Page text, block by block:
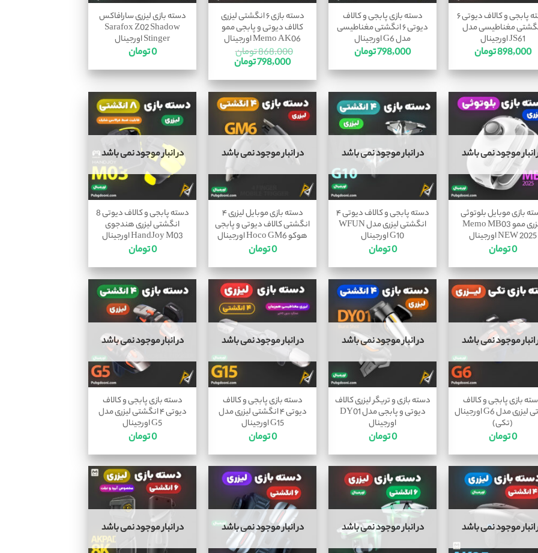
دسته پابجی و کالاف دیوتی ۶
مغناطیسی مدل
JS61 اورجینال
898,000تومان
دسته بازی پابجی و کالاف
دیوتی ۶ انگشتی مغناطیسی
مدل G6 اورجینال
798,000تومان
دسته بازی ۶ انگشتی لیزری
کالاف دیوتی و پابجی ممو
Memo AK06 اورجینال
868,000تومان
798,000تومان
دسته بازی لیزری سارافاکس
Sarafox Z02 Shadow
Stinger اورجینال
0تومان
انبار موجود نمی باشد
بازی موبایل بلوتوثی
لیزری ممو Memo MB03
NEW 2025 اورجینال
0تومان
در انبار موجود نمی باشد
دسته پابجی و کالاف دیوتی ۴
انگشتی لیزری مدل WFUN
G10 اورجینال
0تومان
در انبار موجود نمی باشد
دسته بازی موبایل لیزری ۴
انگشتی کالاف دیوتی و پابجی
هوکو Hoco GM6 اورجینال
0تومان
در انبار موجود نمی باشد
دسته پابجی و کالاف دیوتی 8
انگشتی لیزری هندجوی
HandJoy M03 اورجینال
0تومان
انبار موجود نمی باشد
بازی پابجی و کالاف
دیوتی لیزری مدل G6 اورجینال
(تکی)
0تومان
در انبار موجود نمی باشد
دسته بازی و تریگر لیزری کالاف
دیوتی و پابجی مدل DY01
اورجینال
0تومان
در انبار موجود نمی باشد
دسته بازی پابجی و کالاف
دیوتی ۴ انگشتی لیزری مدل
G15 اورجینال
0تومان
در انبار موجود نمی باشد
دسته بازی پابجی و کالاف
دیوتی ۴ انگشتی لیزری مدل
G5 اورجینال
0تومان
انبار موجود نمی باشد در انبار موجود نمی باشد در انبار موجود نمی باشد در انبار موجود نمی باشد